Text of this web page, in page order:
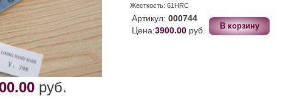
руб.
Жесткость: 61HRC
Артикул: 000744
Цена:3900.00 руб.